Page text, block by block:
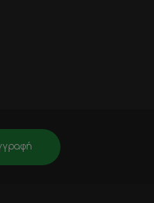
πληροφορίες για σχετικά